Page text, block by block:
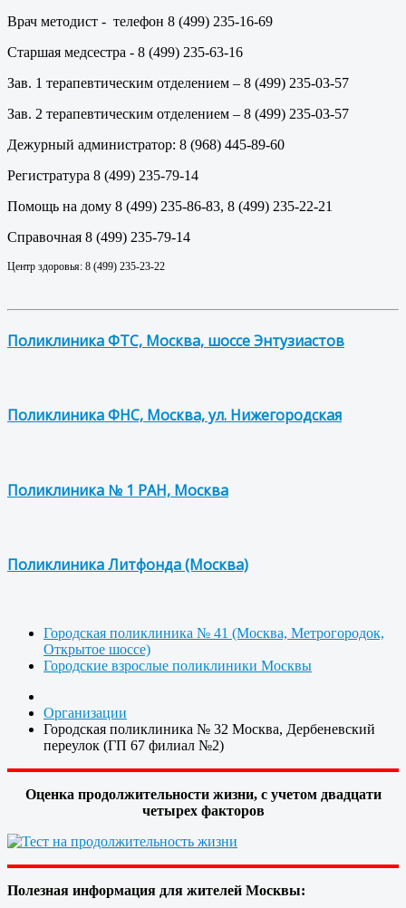
Врач методист - телефон 8 (499) 235-16-69
Старшая медсестра - 8 (499) 235-63-16
Зав. 1 терапевтическим отделением – 8 (499) 235-03-57
Зав. 2 терапевтическим отделением – 8 (499) 235-03-57
Дежурный администратор: 8 (968) 445-89-60
Регистратура 8 (499) 235-79-14
Помощь на дому 8 (499) 235-86-83, 8 (499) 235-22-21
Справочная 8 (499) 235-79-14
Центр здоровья: 8 (499) 235-23-22
Поликлиника ФТС, Москва, шоссе Энтузиастов
Поликлиника ФНС, Москва, ул. Нижегородская
Поликлиника № 1 РАН, Москва
Поликлиника Литфонда (Москва)
Городская поликлиника № 41 (Москва, Метрогородок,
Открытое шоссе)
Городские взрослые поликлиники Москвы
Организации
Городская поликлиника № 32 Москва, Дербеневский
переулок (ГП 67 филиал №2)
Оценка продолжительности жизни, с учетом двадцати
четырех факторов
Полезная информация для жителей Москвы: